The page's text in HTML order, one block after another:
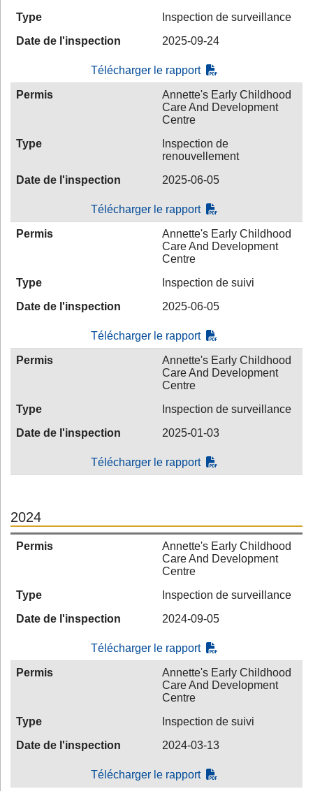
Type
Inspection de surveillance
Date de l'inspection
2025-09-24
Télécharger le rapport
Permis
Annette's Early Childhood
Care And Development
Centre
Type
Inspection de
renouvellement
Date de l'inspection
2025-06-05
Télécharger le rapport
Permis
Annette's Early Childhood
Care And Development
Centre
Type
Inspection de suivi
Date de l'inspection
2025-06-05
Télécharger le rapport
Permis
Annette's Early Childhood
Care And Development
Centre
Type
Inspection de surveillance
Date de l'inspection
2025-01-03
Télécharger le rapport
2024
Permis
Annette's Early Childhood
Care And Development
Centre
Type
Inspection de surveillance
Date de l'inspection
2024-09-05
Télécharger le rapport
Permis
Annette's Early Childhood
Care And Development
Centre
Type
Inspection de suivi
Date de l'inspection
2024-03-13
Télécharger le rapport